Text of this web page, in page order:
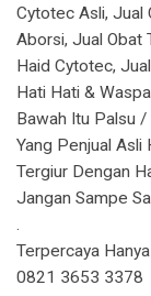
Cytotec Asli,
Aborsi, Jual Obat
Haid Cytotec,
Hati Hati &
Bawah Itu Palsu /
Yang Penjual
Tergiur Dengan
Jangan Sampe
Terpercaya
0821 3653 3378